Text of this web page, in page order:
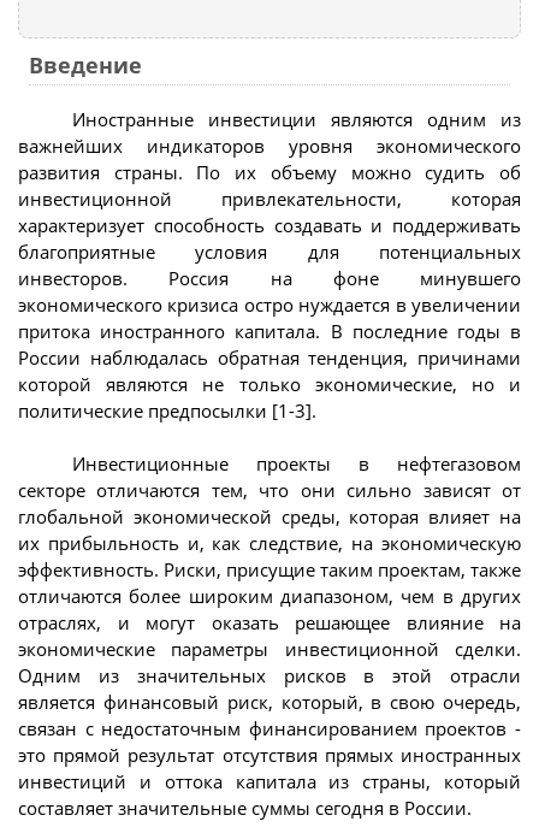
Введение
Иностранные инвестиции являются одним из
важнейших индикаторов уровня экономического
развития страны. По их объему можно судить об
инвестиционной привлекательности, которая
характеризует способность создавать и поддерживать
благоприятные условия для потенциальных
инвесторов. Россия на фоне минувшего
экономического кризиса остро нуждается в увеличении
притока иностранного капитала. В последние годы в
России наблюдалась обратная тенденция, причинами
которой являются не только экономические, но и
политические предпосылки [1-3].
Инвестиционные проекты в нефтегазовом
секторе отличаются тем, что они сильно зависят от
глобальной экономической среды, которая влияет на
их прибыльность и, как следствие, на экономическую
эффективность. Риски, присущие таким проектам, также
отличаются более широким диапазоном, чем в других
отраслях, и могут оказать решающее влияние на
экономические параметры инвестиционной сделки.
Одним из значительных рисков в этой отрасли
является финансовый риск, который, в свою очередь,
связан с недостаточным финансированием проектов -
это прямой результат отсутствия прямых иностранных
инвестиций и оттока капитала из страны, который
составляет значительные суммы сегодня в России.